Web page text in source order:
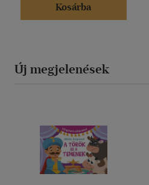
Kosárba
Új megjelenések